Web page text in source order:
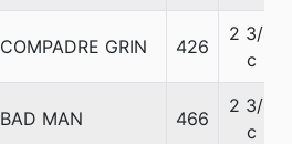
COMPADRE GRIN 426
2 3/4
c
BAD MAN 466
2 3/4
c